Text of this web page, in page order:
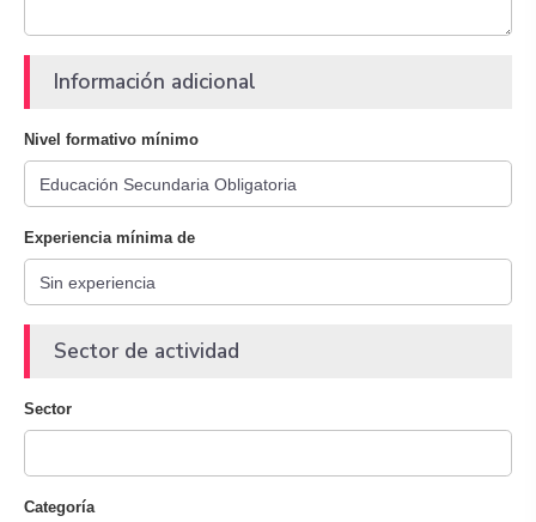
Información adicional
Nivel formativo mínimo
Experiencia mínima de
Sector de actividad
Sector
Categoría